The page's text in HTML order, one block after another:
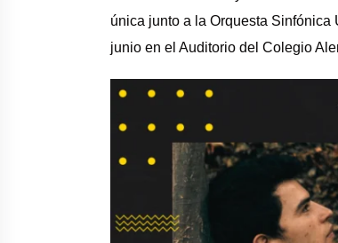
única junto a la Orquesta Sinfónica
junio en el Auditorio del Colegio